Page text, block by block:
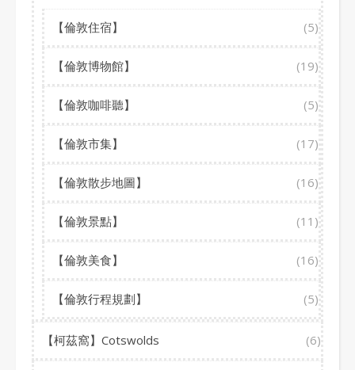
【倫敦住宿】 (5)
【倫敦博物館】 (19)
【倫敦咖啡聽】 (5)
【倫敦市集】 (17)
【倫敦散步地圖】 (16)
【倫敦景點】 (11)
【倫敦美食】 (16)
【倫敦行程規劃】 (5)
【柯茲窩】Cotswolds (6)